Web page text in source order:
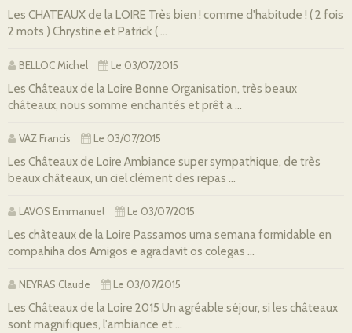
Les CHATEAUX de la LOIRE Très bien ! comme d'habitude ! ( 2 fois
2 mots ) Chrystine et Patrick ( ...
BELLOC Michel Le 03/07/2015
Les Châteaux de la Loire Bonne Organisation, très beaux
châteaux, nous somme enchantés et prêt a ...
VAZ Francis Le 03/07/2015
Les Châteaux de Loire Ambiance super sympathique, de très
beaux châteaux, un ciel clément des repas ...
LAVOS Emmanuel Le 03/07/2015
Les châteaux de la Loire Passamos uma semana formidable en
compahiha dos Amigos e agradavit os colegas ...
NEYRAS Claude Le 03/07/2015
Les Châteaux de la Loire 2015 Un agréable séjour, si les châteaux
sont magnifiques, l'ambiance et ...